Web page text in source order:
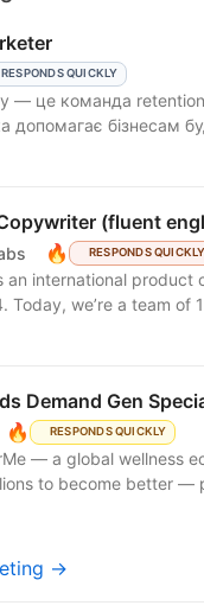
RESPONDS QUICKLY
— це команда
допомагає бізнесам
з клієнтами за
(fluent
🔥 RESPONDS QUICKLY
an international product
Today, we’re a team of
globally, building
Demand Gen
🔥 RESPONDS QUICKLY
to become better —
We build what
→